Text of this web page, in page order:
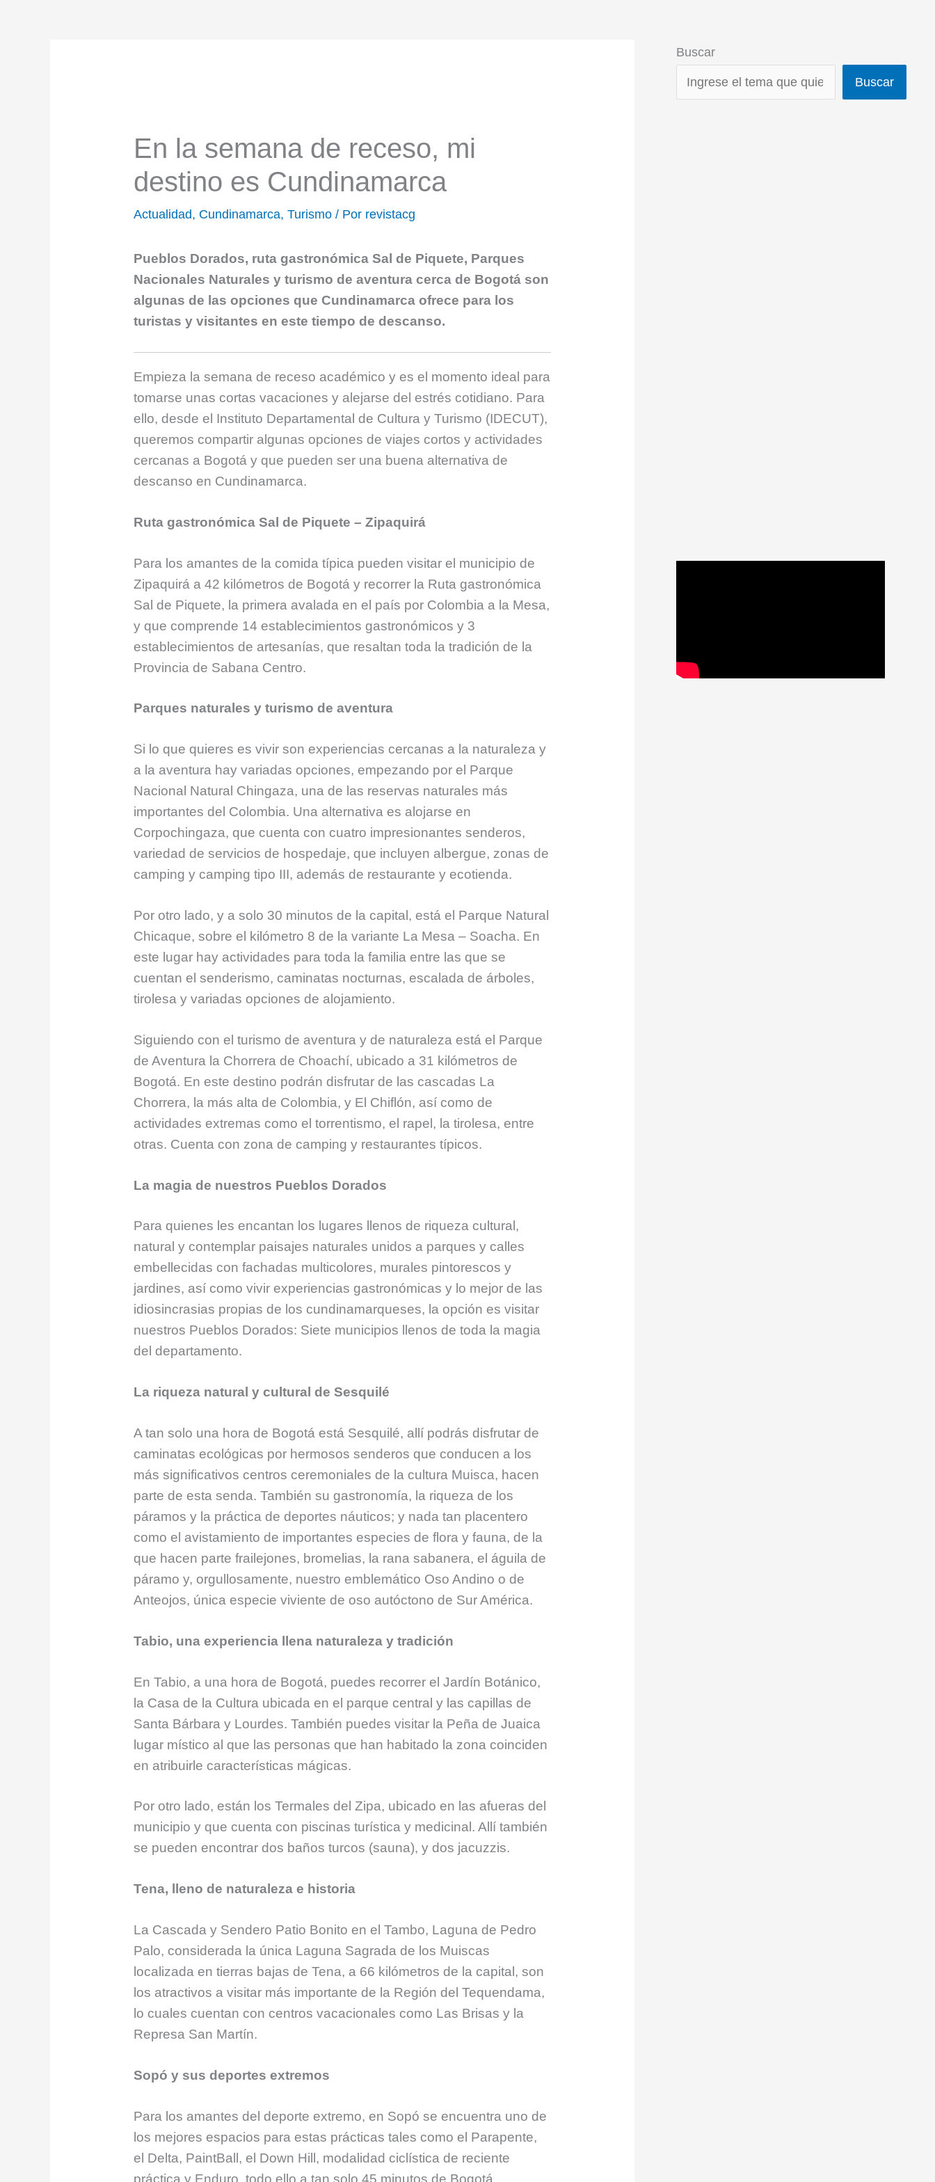
En la semana de receso, mi
destino es Cundinamarca
Actualidad, Cundinamarca,Turismo / Por revistacg
Pueblos Dorados, ruta gastronómica Sal de Piquete, Parques
Nacionales Naturales y turismo de aventura cerca de Bogotá son
algunas de las opciones que Cundinamarca ofrece para los
turistas y visitantes en este tiempo de descanso.
Empieza la semana de receso académico y es el momento ideal para
tomarse unas cortas vacaciones y alejarse del estrés cotidiano. Para
ello, desde el Instituto Departamental de Cultura y Turismo (IDECUT),
queremos compartir algunas opciones de viajes cortos y actividades
cercanas a Bogotá y que pueden ser una buena alternativa de
descanso en Cundinamarca.
Ruta gastronómica Sal de Piquete – Zipaquirá
Para los amantes de la comida típica pueden visitar el municipio de
Zipaquirá a 42 kilómetros de Bogotá y recorrer la Ruta gastronómica
Sal de Piquete, la primera avalada en el país por Colombia a la Mesa,
y que comprende 14 establecimientos gastronómicos y 3
establecimientos de artesanías, que resaltan toda la tradición de la
Provincia de Sabana Centro.
Parques naturales y turismo de aventura
Si lo que quieres es vivir son experiencias cercanas a la naturaleza y
a la aventura hay variadas opciones, empezando por el Parque
Nacional Natural Chingaza, una de las reservas naturales más
importantes del Colombia. Una alternativa es alojarse en
Corpochingaza, que cuenta con cuatro impresionantes senderos,
variedad de servicios de hospedaje, que incluyen albergue, zonas de
camping y camping tipo III, además de restaurante y ecotienda.
Por otro lado, y a solo 30 minutos de la capital, está el Parque Natural
Chicaque, sobre el kilómetro 8 de la variante La Mesa – Soacha. En
este lugar hay actividades para toda la familia entre las que se
cuentan el senderismo, caminatas nocturnas, escalada de árboles,
tirolesa y variadas opciones de alojamiento.
Siguiendo con el turismo de aventura y de naturaleza está el Parque
de Aventura la Chorrera de Choachí, ubicado a 31 kilómetros de
Bogotá. En este destino podrán disfrutar de las cascadas La
Chorrera, la más alta de Colombia, y El Chiflón, así como de
actividades extremas como el torrentismo, el rapel, la tirolesa, entre
otras. Cuenta con zona de camping y restaurantes típicos.
La magia de nuestros Pueblos Dorados
Para quienes les encantan los lugares llenos de riqueza cultural,
natural y contemplar paisajes naturales unidos a parques y calles
embellecidas con fachadas multicolores, murales pintorescos y
jardines, así como vivir experiencias gastronómicas y lo mejor de las
idiosincrasias propias de los cundinamarqueses, la opción es visitar
nuestros Pueblos Dorados: Siete municipios llenos de toda la magia
del departamento.
La riqueza natural y cultural de Sesquilé
A tan solo una hora de Bogotá está Sesquilé, allí podrás disfrutar de
caminatas ecológicas por hermosos senderos que conducen a los
más significativos centros ceremoniales de la cultura Muisca, hacen
parte de esta senda. También su gastronomía, la riqueza de los
páramos y la práctica de deportes náuticos; y nada tan placentero
como el avistamiento de importantes especies de flora y fauna, de la
que hacen parte frailejones, bromelias, la rana sabanera, el águila de
páramo y, orgullosamente, nuestro emblemático Oso Andino o de
Anteojos, única especie viviente de oso autóctono de Sur América.
Tabio, una experiencia llena naturaleza y tradición
En Tabio, a una hora de Bogotá, puedes recorrer el Jardín Botánico,
la Casa de la Cultura ubicada en el parque central y las capillas de
Santa Bárbara y Lourdes. También puedes visitar la Peña de Juaica
lugar místico al que las personas que han habitado la zona coinciden
en atribuirle características mágicas.
Por otro lado, están los Termales del Zipa, ubicado en las afueras del
municipio y que cuenta con piscinas turística y medicinal. Allí también
se pueden encontrar dos baños turcos (sauna), y dos jacuzzis.
Tena, lleno de naturaleza e historia
La Cascada y Sendero Patio Bonito en el Tambo, Laguna de Pedro
Palo, considerada la única Laguna Sagrada de los Muiscas
localizada en tierras bajas de Tena, a 66 kilómetros de la capital, son
los atractivos a visitar más importante de la Región del Tequendama,
lo cuales cuentan con centros vacacionales como Las Brisas y la
Represa San Martín.
Sopó y sus deportes extremos
Para los amantes del deporte extremo, en Sopó se encuentra uno de
los mejores espacios para estas prácticas tales como el Parapente,
el Delta, PaintBall, el Down Hill, modalidad ciclística de reciente
práctica y Enduro, todo ello a tan solo 45 minutos de Bogotá.
Buscar
Buscar